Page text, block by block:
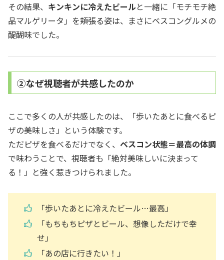
その結果、 キンキンに冷えたビールと一緒に「モチモチ絶
品マルゲリータ」を頬張る姿は、まさにベスコングルメの
醍醐味でした。
②なぜ視聴者が共感したのか
ここで多くの人が共感したのは、「歩いたあとに食べるピ
ザの美味しさ」という体験です。
ただピザを食べるだけでなく、 ベスコン状態＝最高の体調
で味わうことで、視聴者も「絶対美味しいに決まって
る！」と強く惹きつけられました。
「歩いたあとに冷えたビール…最高」
「もちもちピザとビール、想像しただけで幸
せ」
「あの店に行きたい！」